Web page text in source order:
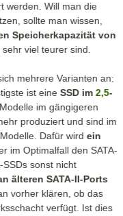
werden. Will man die
sollte man wissen,
Speicherkapazität von
viel teurer sind.
mehrere Varianten an:
ist eineSSD im2,5-
im gängigeren
produziert und sind im
Dafür wirdein
im Optimalfall den SATA-
sonst nicht
älteren SATA-II-Ports
vorher klären, ob das
verfügt. Ist dies